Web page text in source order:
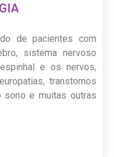
de pacientes com
sistema nervoso
e os nervos,
transtornos
sono e muitas outras